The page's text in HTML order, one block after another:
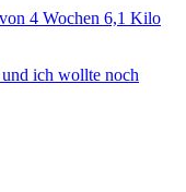
4 Wochen 6,1 Kilo
ich wollte noch